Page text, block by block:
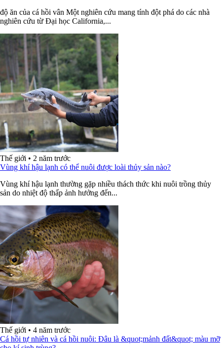
độ ăn của cá hồi vân Một nghiên cứu mang tính đột phá do các nhà
nghiên cứu từ Đại học California,...
Thế giới • 2 năm trước
Vùng khí hậu lạnh có thể nuôi được loài thủy sản nào?
Vùng khí hậu lạnh thường gặp nhiều thách thức khi nuôi trồng thủy
sản do nhiệt độ thấp ảnh hưởng đến...
Thế giới • 4 năm trước
Cá hồi tự nhiên và cá hồi nuôi: Đâu là &quot;mảnh đất&quot; màu mỡ